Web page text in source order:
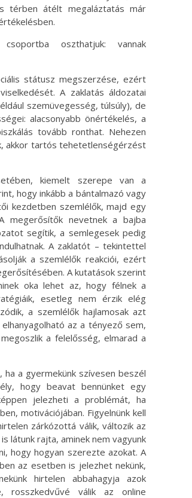
térben átélt megaláztatás már
oszthatjuk: vannak
státusz megszerzése, ezért
A zaklatás áldozatai
szemüvegesség, túlsúly), de
alacsonyabb önértékelés, a
tovább ronthat. Nehezen
akkor tartós tehetetlenségérzést
kiemelt szerepe van a
hogy inkább a bántalmazó vagy
kezdetben szemlélők, majd egy
megerősítők nevetnek a bajba
segítik, a semlegesek pedig
A zaklatót – tekintettel
a szemlélők reakciói, ezért
A kutatások szerint
oka lehet az, hogy félnek a
esetleg nem érzik elég
a szemlélők hajlamosak azt
az a tényező sem,
a felelősség, elmarad a
ha a gyermekünk szívesen beszél
hogy beavat bennünket egy
jelezheti a problémát, ha
motivációjában. Figyelnünk kell
zárkózottá válik, változik az
látunk rajta, aminek nem vagyunk
hogy hogyan szerezte azokat. A
az esetben is jelezhet nekünk,
hirtelen abbahagyja azok
rosszkedvűvé válik az online